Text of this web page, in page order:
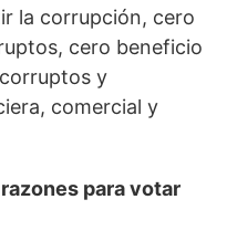
la corrupción, cero
cero beneficio
y
comercial y
para votar